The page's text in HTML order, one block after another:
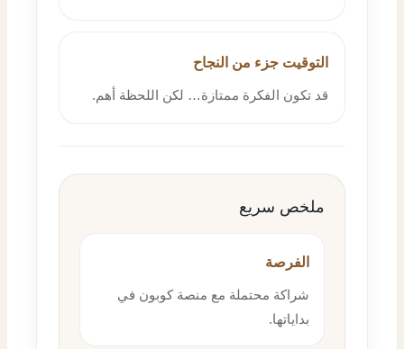
التوقيت جزء من النجاح
قد تكون الفكرة ممتازة… لكن اللحظة أهم.
ملخص سريع
الفرصة
شراكة محتملة مع منصة كوبون في
بداياتها.